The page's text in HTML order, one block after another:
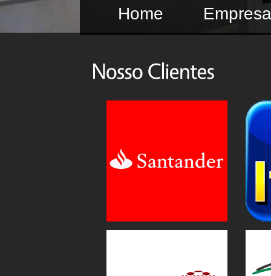
Home Empresa